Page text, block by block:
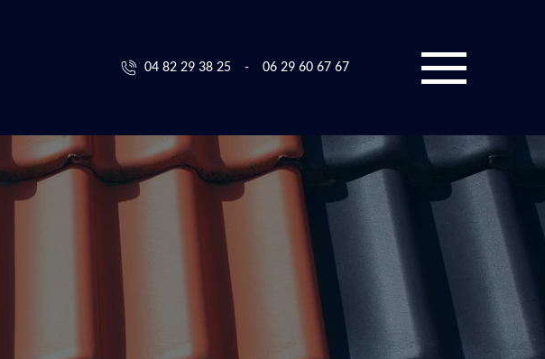
04 82 29 38 25 - 06 29 60 67 67